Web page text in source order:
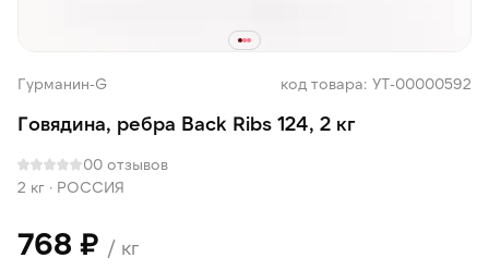
Гурманин-G код товара: УТ-00000592
Говядина, ребра Back Ribs 124, 2 кг
00 отзывов
2 кг · РОССИЯ
768 ₽ / кг